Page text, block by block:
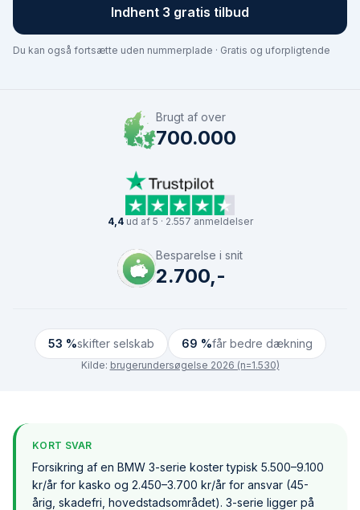
Indhent 3 gratis tilbud
Du kan også fortsætte uden nummerplade · Gratis og uforpligtende
Brugt af over
700.000
4,4ud af 5 · 2.557 anmeldelser
Besparelse i snit
2.700,-
53 %skifter selskab 69 %får bedre dækning
Kilde: brugerundersøgelse 2026 (n=1.530)
KORT SVAR
Forsikring af en BMW 3-serie koster typisk 5.500–9.100
kr/år for kasko og 2.450–3.700 kr/år for ansvar (45-
årig, skadefri, hovedstadsområdet). 3-serie ligger på